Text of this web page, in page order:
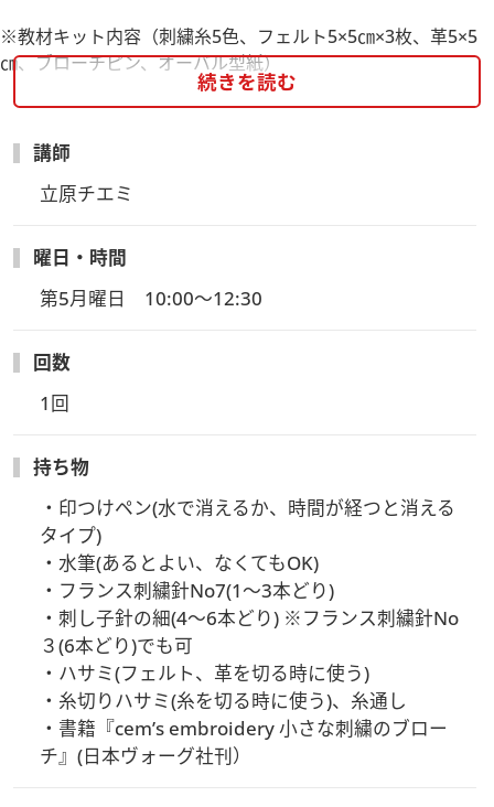
※教材キット内容（刺繍糸5色、フェルト5×5㎝×3枚、革5×5
㎝、ブローチピン、オーバル型紙）
※「針に糸が通せて玉結びができる」方であればご受講可能で
ございます。
★東京校とオンライン校でも実施予定です★
7/4開催：東京校へのお申し込みはこちら
7/14開催：オンライン校へのお申し込みはこちら
続きを読む
講師
立原チエミ
曜日・時間
第5月曜日　10:00～12:30
回数
1回
持ち物
・印つけペン(水で消えるか、時間が経つと消える
タイプ)
・水筆(あるとよい、なくてもOK)
・フランス刺繍針No7(1〜3本どり)
・刺し子針の細(4〜6本どり) ※フランス刺繍針No
３(6本どり)でも可
・ハサミ(フェルト、革を切る時に使う)
・糸切りハサミ(糸を切る時に使う)、糸通し
・書籍『cem’s embroidery 小さな刺繍のブロー
チ』(日本ヴォーグ社刊）